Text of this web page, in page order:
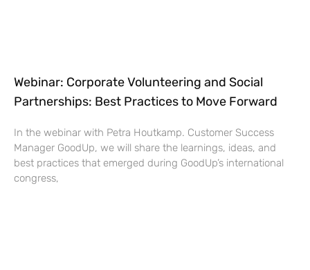
Webinar: Corporate Volunteering and Social
Partnerships: Best Practices to Move Forward
In the webinar with Petra Houtkamp. Customer Success
Manager GoodUp, we will share the learnings, ideas, and
best practices that emerged during GoodUp’s international
congress,